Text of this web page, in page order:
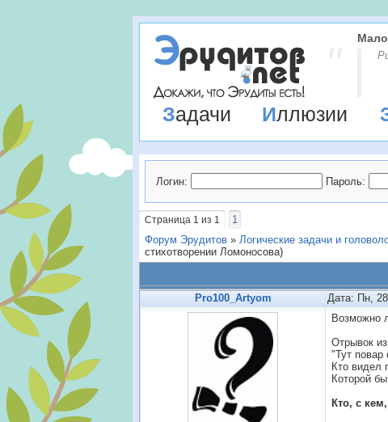
Мало
Задачи Иллюзии
Логин: Пароль:
Страница 1 из 1
1
Форум Эрудитов » Логические задачи и
стихотворении Ломоносова)
Pro100_Artyom Дата: Пн,
Возможно
Отрывок
"Тут
Кто видел
Которой
Кто, с